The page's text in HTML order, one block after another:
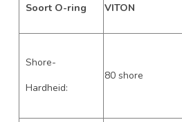
Soort O-ring VITON
Shore-
Hardheid:
80 shore